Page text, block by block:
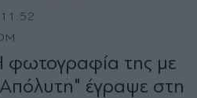
φωτογραφία της με
έγραψε στη